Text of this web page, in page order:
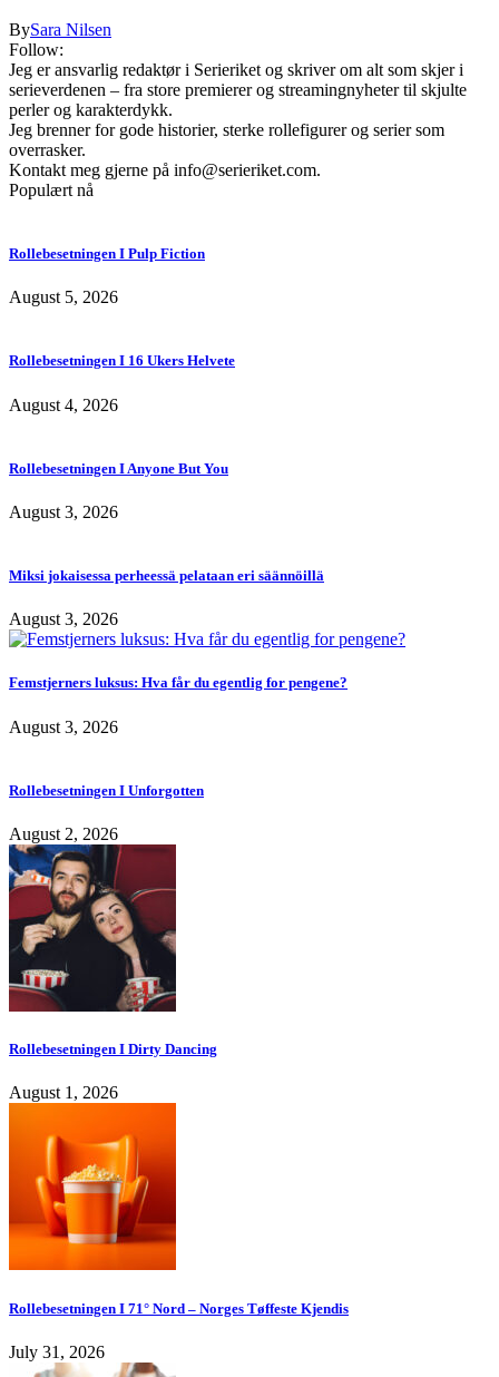
BySara Nilsen
Follow:
Jeg er ansvarlig redaktør i Serieriket og skriver om alt som skjer i
serieverdenen – fra store premierer og streamingnyheter til skjulte
perler og karakterdykk.
Jeg brenner for gode historier, sterke rollefigurer og serier som
overrasker.
Kontakt meg gjerne på info@serieriket.com.
Populært nå
Rollebesetningen I Pulp Fiction
August 5, 2026
Rollebesetningen I 16 Ukers Helvete
August 4, 2026
Rollebesetningen I Anyone But You
August 3, 2026
Miksi jokaisessa perheessä pelataan eri säännöillä
August 3, 2026
Femstjerners luksus: Hva får du egentlig for pengene?
August 3, 2026
Rollebesetningen I Unforgotten
August 2, 2026
Rollebesetningen I Dirty Dancing
August 1, 2026
Rollebesetningen I 71° Nord – Norges Tøffeste Kjendis
July 31, 2026